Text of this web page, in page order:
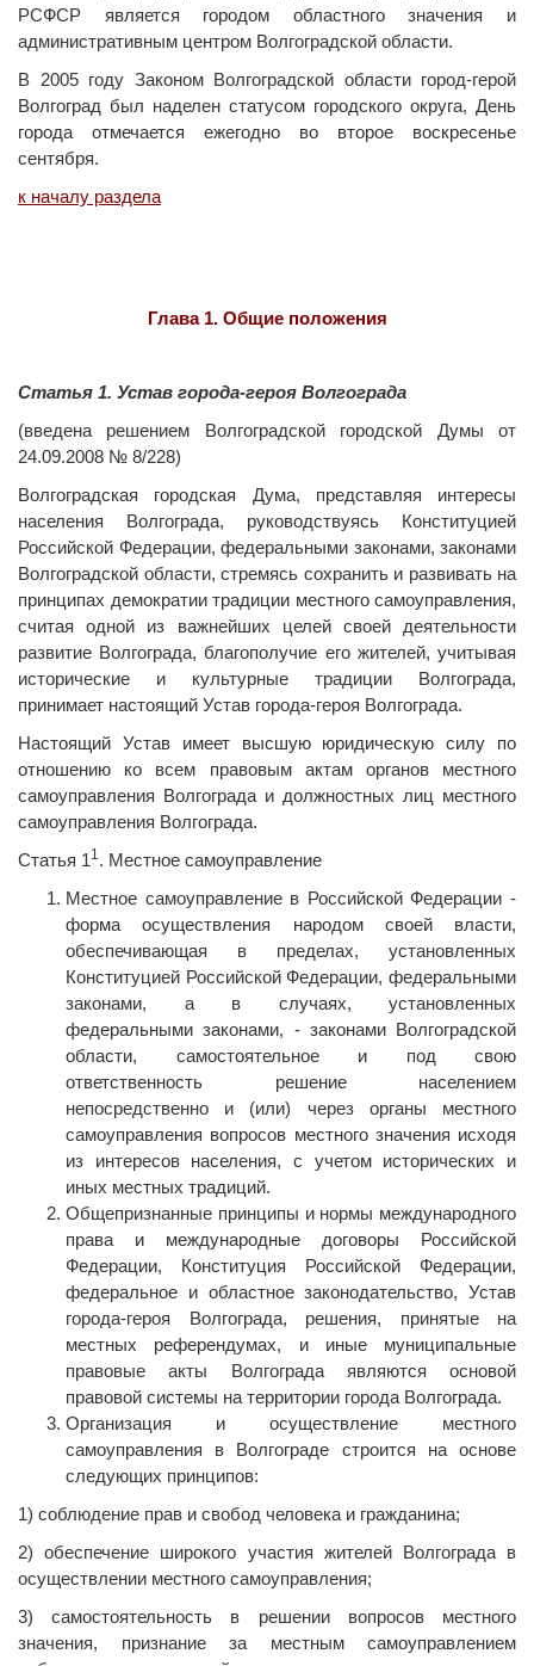
РСФСР является городом областного значения и
административным центром Волгоградской области.
В 2005 году Законом Волгоградской области город-герой
Волгоград был наделен статусом городского округа, День
города отмечается ежегодно во второе воскресенье
сентября.
к началу раздела
Глава 1. Общие положения
Статья 1. Устав города-героя Волгограда
(введена решением Волгоградской городской Думы от
24.09.2008 № 8/228)
Волгоградская городская Дума, представляя интересы
населения Волгограда, руководствуясь Конституцией
Российской Федерации, федеральными законами, законами
Волгоградской области, стремясь сохранить и развивать на
принципах демократии традиции местного самоуправления,
считая одной из важнейших целей своей деятельности
развитие Волгограда, благополучие его жителей, учитывая
исторические и культурные традиции Волгограда,
принимает настоящий Устав города-героя Волгограда.
Настоящий Устав имеет высшую юридическую силу по
отношению ко всем правовым актам органов местного
самоуправления Волгограда и должностных лиц местного
самоуправления Волгограда.
Статья 11 . Местное самоуправление
Местное самоуправление в Российской Федерации -
форма осуществления народом своей власти,
обеспечивающая в пределах, установленных
Конституцией Российской Федерации, федеральными
законами, а в случаях, установленных
федеральными законами, - законами Волгоградской
области, самостоятельное и под свою
ответственность решение населением
непосредственно и (или) через органы местного
самоуправления вопросов местного значения исходя
из интересов населения, с учетом исторических и
иных местных традиций.
Общепризнанные принципы и нормы международного
права и международные договоры Российской
Федерации, Конституция Российской Федерации,
федеральное и областное законодательство, Устав
города-героя Волгограда, решения, принятые на
местных референдумах, и иные муниципальные
правовые акты Волгограда являются основой
правовой системы на территории города Волгограда.
Организация и осуществление местного
самоуправления в Волгограде строится на основе
следующих принципов:
1) соблюдение прав и свобод человека и гражданина;
2) обеспечение широкого участия жителей Волгограда в
осуществлении местного самоуправления;
3) самостоятельность в решении вопросов местного
значения, признание за местным самоуправлением